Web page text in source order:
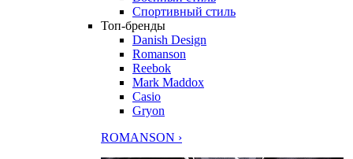
Спортивный стиль
Топ-бренды
Danish Design
Romanson
Reebok
Mark Maddox
Casio
Gryon
ROMANSON ›